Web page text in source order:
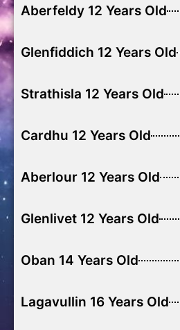
Aberfeldy 12 Years Old
Glenfiddich 12 Years Old
Strathisla 12 Years Old
Cardhu 12 Years Old
Aberlour 12 Years Old
Glenlivet 12 Years Old
Oban 14 Years Old
Lagavullin 16 Years Old